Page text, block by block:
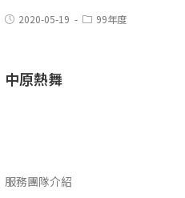
2020-05-19 99年度
中原熱舞
服務團隊介紹